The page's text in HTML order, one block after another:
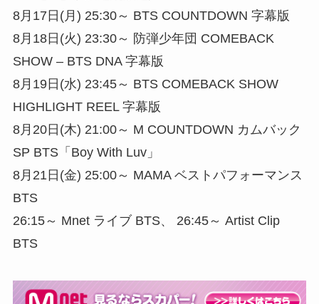
8月17日(月) 25:30～ BTS COUNTDOWN 字幕版
8月18日(火) 23:30～ 防弾少年団 COMEBACK
SHOW – BTS DNA 字幕版
8月19日(水) 23:45～ BTS COMEBACK SHOW
HIGHLIGHT REEL 字幕版
8月20日(木) 21:00～ M COUNTDOWN カムバック
SP BTS「Boy With Luv」
8月21日(金) 25:00～ MAMA ベストパフォーマンス
BTS
26:15～ Mnet ライブ BTS、 26:45～ Artist Clip
BTS